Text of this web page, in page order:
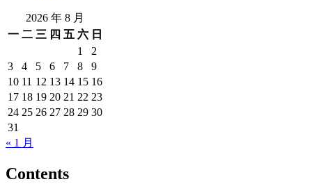
2026 年 8 月
一 二 三 四 五 六 日
1
2
3
4 5 6 7 8
9
10 11 12 13 14 15 16
17 18 19 20 21 22 23
24 25 26 27 28 29 30
31
« 1 月
Contents